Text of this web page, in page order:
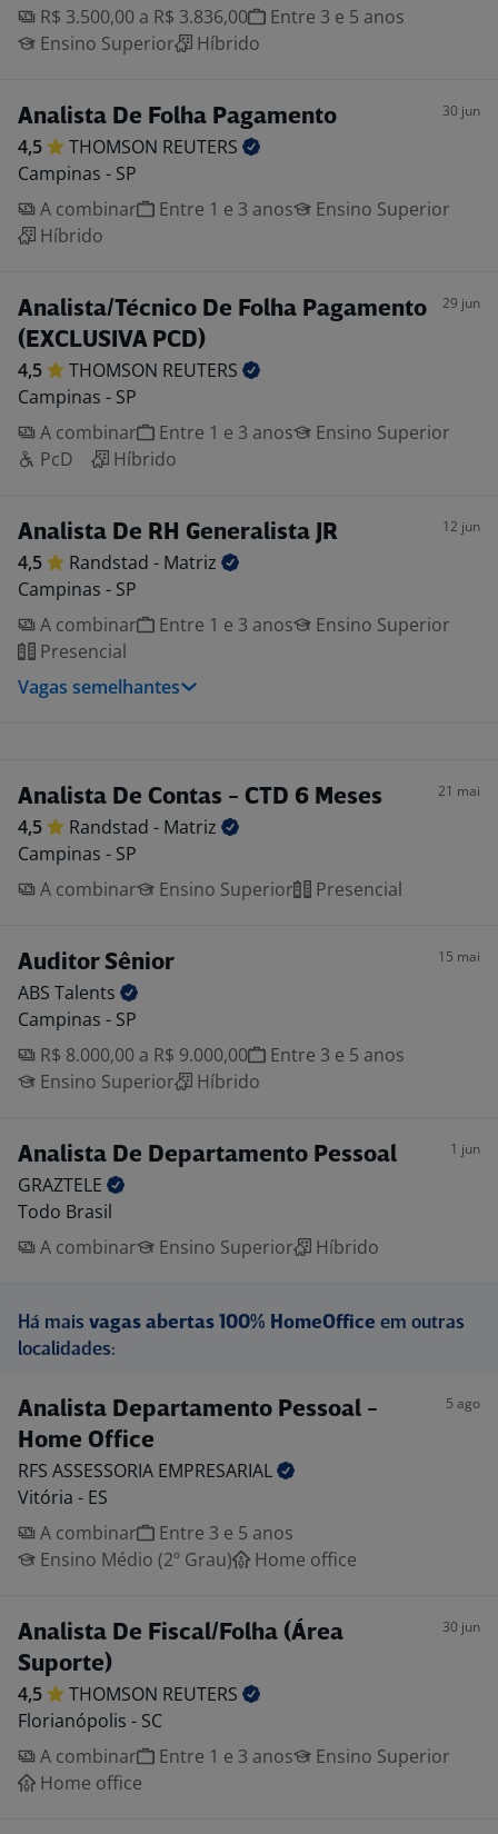
R$ 3.500,00 a R$ 3.836,00
Entre 3 e 5 anos
Ensino Superior
Híbrido
Analista De Folha Pagamento 30 jun
4,5 THOMSON REUTERS
Campinas - SP
A combinar
Entre 1 e 3 anos
Ensino Superior
Híbrido
Analista/Técnico De Folha Pagamento
(EXCLUSIVA PCD)
29 jun
4,5 THOMSON REUTERS
Campinas - SP
A combinar
Entre 1 e 3 anos
Ensino Superior
PcD
Híbrido
Analista De RH Generalista JR 12 jun
4,5 Randstad - Matriz
Campinas - SP
A combinar
Entre 1 e 3 anos
Ensino Superior
Presencial
Vagas semelhantes
Analista De Contas - CTD 6 Meses 21 mai
4,5 Randstad - Matriz
Campinas - SP
A combinar
Ensino Superior Presencial
Auditor Sênior 15 mai
ABS Talents
Campinas - SP
R$ 8.000,00 a R$ 9.000,00
Entre 3 e 5 anos
Ensino Superior
Híbrido
Analista De Departamento Pessoal 1 jun
GRAZTELE
Todo Brasil
A combinar
Ensino Superior Híbrido
Há mais vagas abertas 100% HomeOffice em outras
localidades:
Analista Departamento Pessoal -
Home Office
5 ago
RFS ASSESSORIA EMPRESARIAL
Vitória - ES
A combinar
Entre 3 e 5 anos
Ensino Médio (2º Grau)
Home office
Analista De Fiscal/Folha (Área
Suporte)
30 jun
4,5 THOMSON REUTERS
Florianópolis - SC
A combinar
Entre 1 e 3 anos
Ensino Superior
Home office